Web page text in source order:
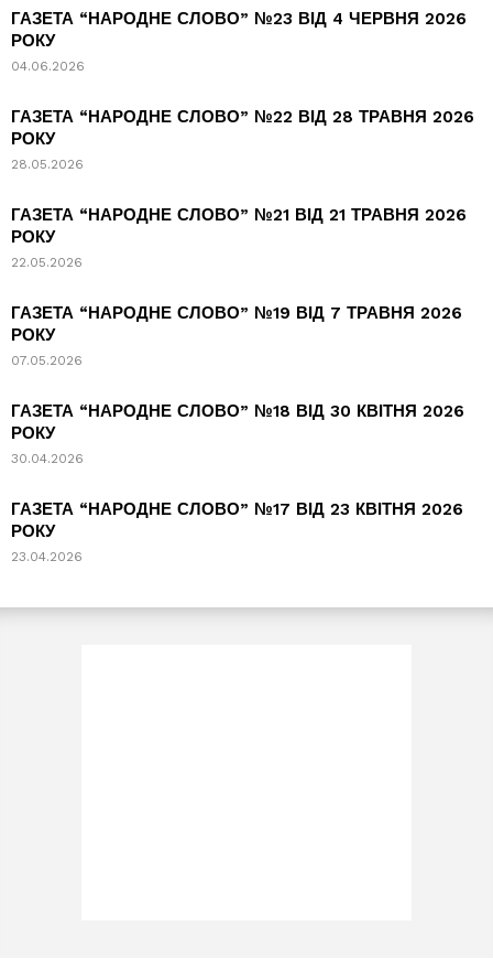
ГАЗЕТА “НАРОДНЕ СЛОВО” №23 ВІД 4 ЧЕРВНЯ 2026
РОКУ
04.06.2026
ГАЗЕТА “НАРОДНЕ СЛОВО” №22 ВІД 28 ТРАВНЯ 2026
РОКУ
28.05.2026
ГАЗЕТА “НАРОДНЕ СЛОВО” №21 ВІД 21 ТРАВНЯ 2026
РОКУ
22.05.2026
ГАЗЕТА “НАРОДНЕ СЛОВО” №19 ВІД 7 ТРАВНЯ 2026
РОКУ
07.05.2026
ГАЗЕТА “НАРОДНЕ СЛОВО” №18 ВІД 30 КВІТНЯ 2026
РОКУ
30.04.2026
ГАЗЕТА “НАРОДНЕ СЛОВО” №17 ВІД 23 КВІТНЯ 2026
РОКУ
23.04.2026